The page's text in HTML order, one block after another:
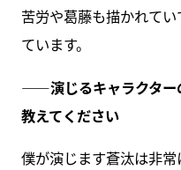
苦労や葛藤も描かれて
ています。
――演じるキャラクター
教えてください
僕が演じます蒼汰は非